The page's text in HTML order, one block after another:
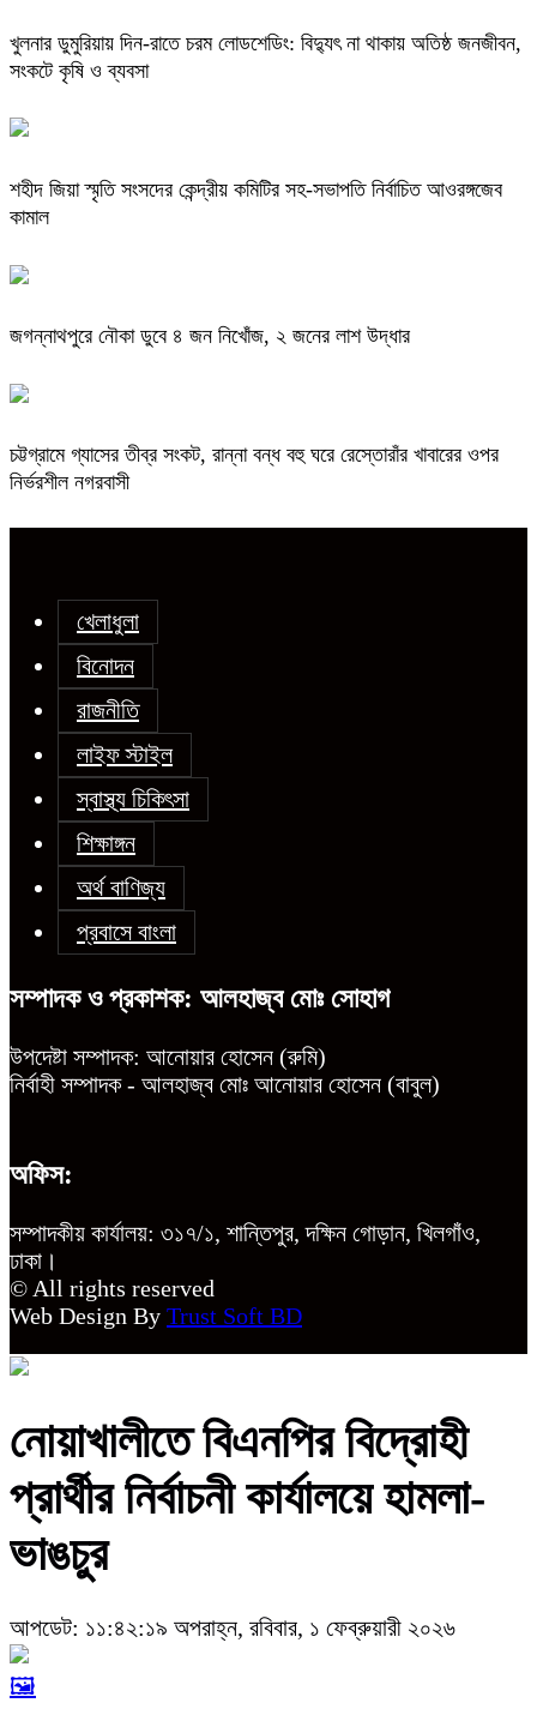
খুলনার ডুমুরিয়ায় দিন-রাতে চরম লোডশেডিং: বিদ্যুৎ না থাকায় অতিষ্ঠ জনজীবন,
সংকটে কৃষি ও ব্যবসা
শহীদ জিয়া স্মৃতি সংসদের কেন্দ্রীয় কমিটির সহ-সভাপতি নির্বাচিত আওরঙ্গজেব
কামাল
জগন্নাথপুরে নৌকা ডুবে ৪ জন নিখোঁজ, ২ জনের লাশ উদ্ধার
চট্টগ্রামে গ্যাসের তীব্র সংকট, রান্না বন্ধ বহু ঘরে রেস্তোরাঁর খাবারের ওপর
নির্ভরশীল নগরবাসী
খেলাধুলা
বিনোদন
রাজনীতি
লাইফ স্টাইল
স্বাস্থ্য চিকিৎসা
শিক্ষাঙ্গন
অর্থ বাণিজ্য
প্রবাসে বাংলা
সম্পাদক ও প্রকাশক: আলহাজ্ব মোঃ সোহাগ
উপদেষ্টা সম্পাদক: আনোয়ার হোসেন (রুমি)
নির্বাহী সম্পাদক - আলহাজ্ব মোঃ আনোয়ার হোসেন (বাবুল)
অফিস:
সম্পাদকীয় কার্যালয়: ৩১৭/১, শান্তিপুর, দক্ষিন গোড়ান, খিলগাঁও,
ঢাকা।
© All rights reserved
Web Design By Trust Soft BD
নোয়াখালীতে বিএনপির বিদ্রোহী
প্রার্থীর নির্বাচনী কার্যালয়ে হামলা-
ভাঙচুর
আপডেট: ১১:৪২:১৯ অপরাহ্ন, রবিবার, ১ ফেব্রুয়ারী ২০২৬
🖼️